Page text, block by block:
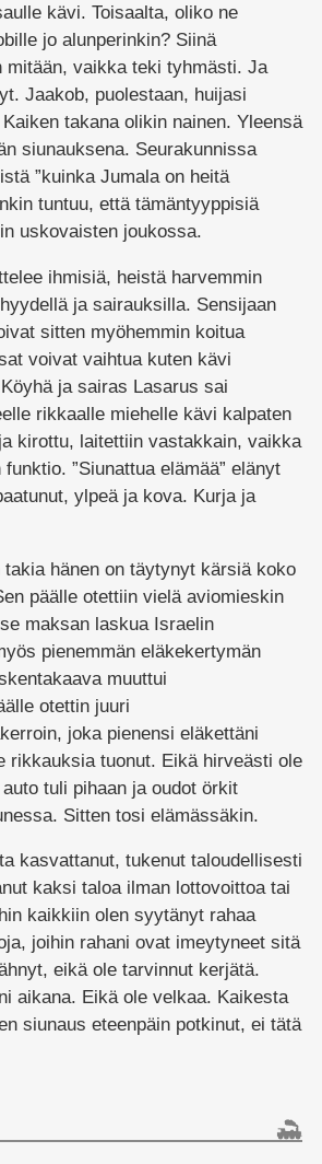
kävi. Toisaalta, oliko ne
jo alunperinkin? Siinä
mitään, vaikka teki tyhmästi. Ja
Jaakob, puolestaan, huijasi
takana olikin nainen. Yleensä
siunauksena. Seurakunnissa
”kuinka Jumala on heitä
tuntuu, että tämäntyyppisiä
uskovaisten joukossa.
ihmisiä, heistä harvemmin
ja sairauksilla. Sensijaan
sitten myöhemmin koitua
voivat vaihtua kuten kävi
ja sairas Lasarus sai
rikkaalle miehelle kävi kalpaten
kirottu, laitettiin vastakkain, vaikka
”Siunattua elämää” elänyt
ylpeä ja kova. Kurja ja
hänen on täytynyt kärsiä koko
päälle otettiin vielä aviomieskin
maksan laskua Israelin
pienemmän eläkekertymän
muuttui
otettin juuri
joka pienensi eläkettäni
rikkauksia tuonut. Eikä hirveästi ole
tuli pihaan ja oudot örkit
Sitten tosi elämässäkin.
kasvattanut, tukenut taloudellisesti
kaksi taloa ilman lottovoittoa tai
kaikkiin olen syytänyt rahaa
joihin rahani ovat imeytyneet sitä
eikä ole tarvinnut kerjätä.
aikana. Eikä ole velkaa. Kaikesta
siunaus eteenpäin potkinut, ei tätä